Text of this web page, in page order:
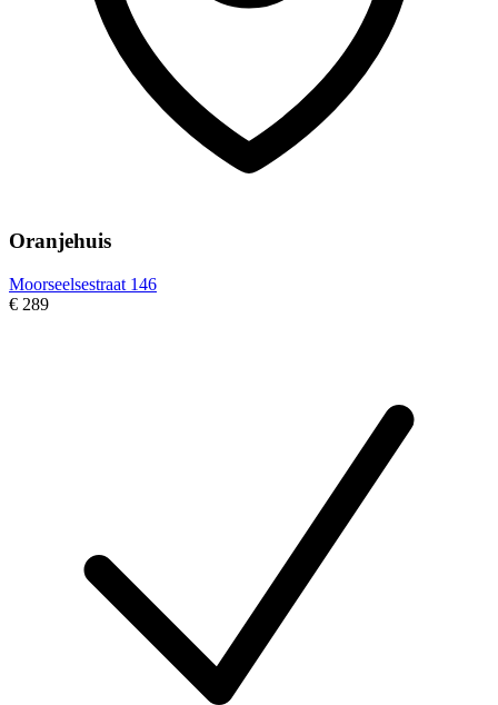
Oranjehuis
Moorseelsestraat 146
€ 289